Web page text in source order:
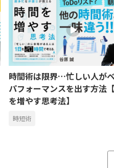
時間術は限界…忙しい人が
パフォーマンスを出す方法
を増やす思考法】
時短術